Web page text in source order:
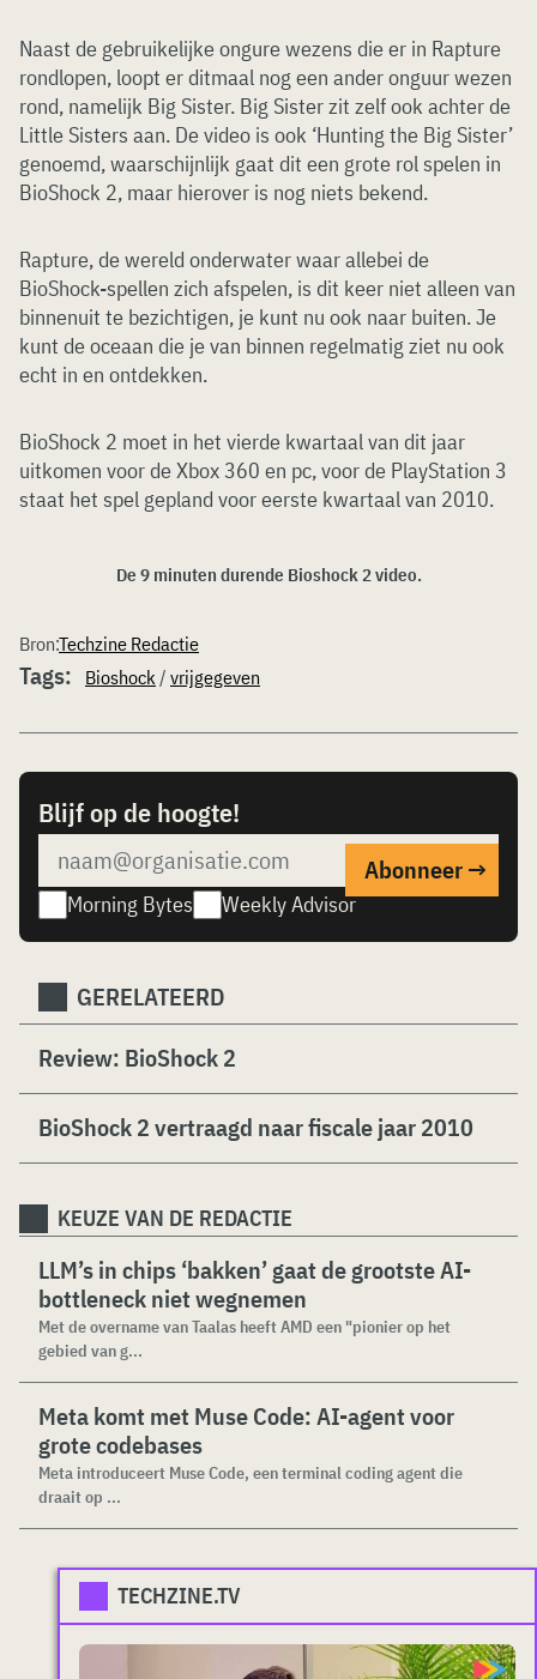
Naast de gebruikelijke ongure wezens die er in Rapture
rondlopen, loopt er ditmaal nog een ander onguur wezen
rond, namelijk Big Sister. Big Sister zit zelf ook achter de
Little Sisters aan. De video is ook ‘Hunting the Big Sister’
genoemd, waarschijnlijk gaat dit een grote rol spelen in
BioShock 2, maar hierover is nog niets bekend.
Rapture, de wereld onderwater waar allebei de
BioShock-spellen zich afspelen, is dit keer niet alleen van
binnenuit te bezichtigen, je kunt nu ook naar buiten. Je
kunt de oceaan die je van binnen regelmatig ziet nu ook
echt in en ontdekken.
BioShock 2 moet in het vierde kwartaal van dit jaar
uitkomen voor de Xbox 360 en pc, voor de PlayStation 3
staat het spel gepland voor eerste kwartaal van 2010.
De 9 minuten durende Bioshock 2 video.
Bron:Techzine Redactie
Tags: Bioshock / vrijgegeven
Blijf op de hoogte!
Morning Bytes Weekly Advisor
GERELATEERD
Review: BioShock 2
BioShock 2 vertraagd naar fiscale jaar 2010
KEUZE VAN DE REDACTIE
LLM’s in chips ‘bakken’ gaat de grootste AI-
bottleneck niet wegnemen
Met de overname van Taalas heeft AMD een "pionier op het
gebied van g...
Meta komt met Muse Code: AI-agent voor
grote codebases
Meta introduceert Muse Code, een terminal coding agent die
draait op ...
TECHZINE.TV